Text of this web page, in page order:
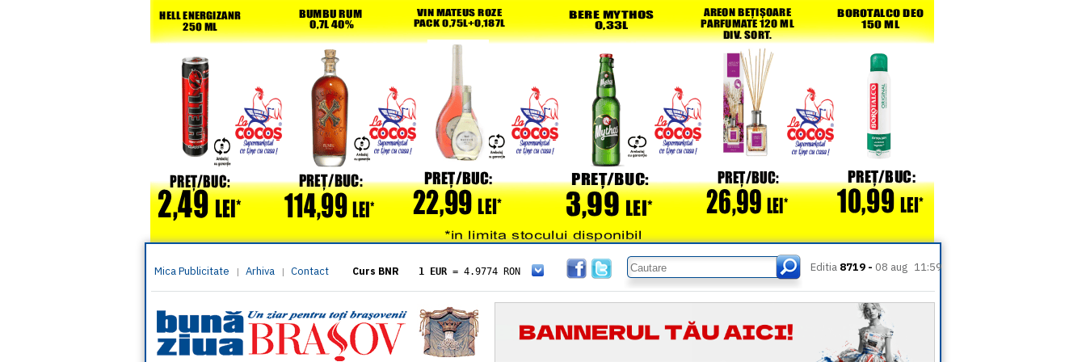
Mica Publicitate | Arhiva | Contact Curs BNR 1 EUR = 4.9774 RON
= 5.8304 RON
1 XAU= 464.4611 RON
1 AED= 1.1933 RON
1 AUD= 2.7957 RON
1 BGN= 2.5449 RON
Editia 8719 - 08 aug 11:59